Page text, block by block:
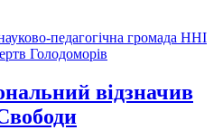
педагогічна громада ННІ
Голодоморів
відзначив